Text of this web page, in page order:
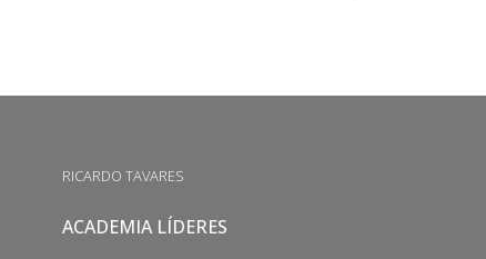
RICARDO TAVARES
ACADEMIA LÍDERES